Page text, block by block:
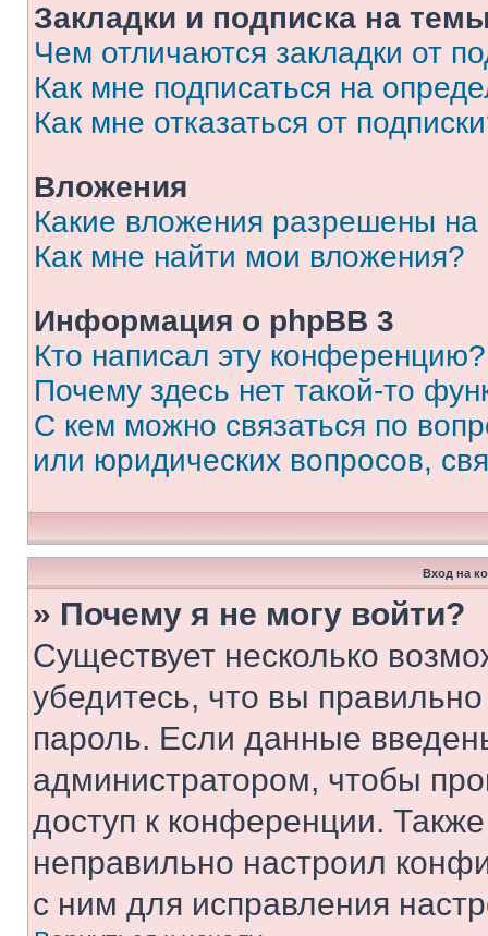
Закладки и подписка на
Чем отличаются закладки от
Как мне подписаться на
Как мне отказаться от
Вложения
Какие вложения разрешены
Как мне найти мои вложения?
Информация о phpBB 3
Кто написал эту конференцию?
Почему здесь нет такой-то
С кем можно связаться по
или юридических вопросов,
Вход на
» Почему я не могу войти?
Существует несколько
убедитесь, что вы
пароль. Если данные
администратором, чтобы
доступ к конференции.
неправильно настроил
с ним для исправления